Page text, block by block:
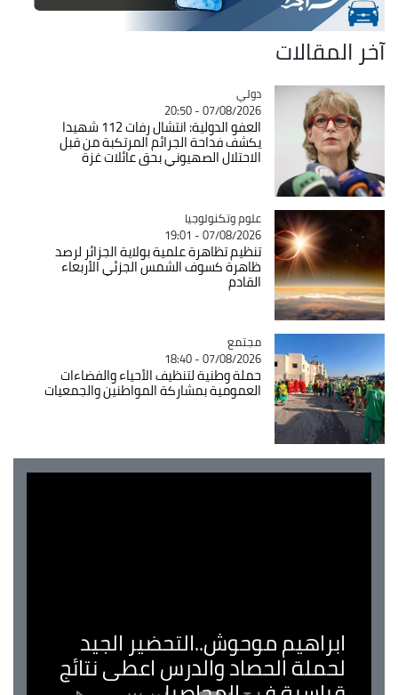
آخر المقالات
Catégorie
دولي
07/08/2026 - 20:50
العفو الدولية: انتشال رفات 112 شهيدا
يكشف فداحة الجرائم المرتكبة من قبل
الاحتلال الصهيوني بحق عائلات غزة
Catégorie
علوم وتكنولوجيا
07/08/2026 - 19:01
تنظيم تظاهرة علمية بولاية الجزائر لرصد
ظاهرة كسوف الشمس الجزئي الأربعاء
القادم
Catégorie
مجتمع
07/08/2026 - 18:40
حملة وطنية لتنظيف الأحياء والفضاءات
العمومية بمشاركة المواطنين والجمعيات
ابراهيم موحوش..التحضير الجيد
لحملة الحصاد والدرس اعطى نتائج